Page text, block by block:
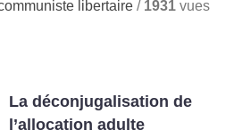
libertaire / 1931 vues
La déconjugalisation de
l’allocation adulte